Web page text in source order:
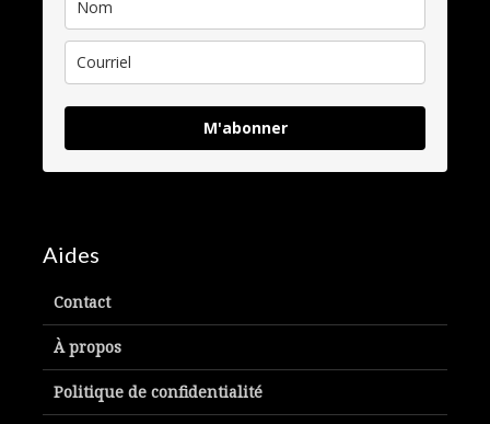
M'abonner
Aides
Contact
À propos
Politique de confidentialité